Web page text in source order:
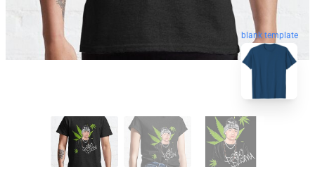
blank template